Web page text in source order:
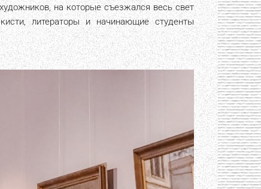
на которые съезжался весь свет
литераторы и начинающие студенты